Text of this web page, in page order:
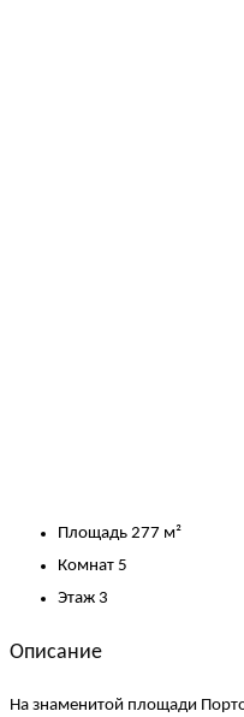
Площадь 277 м²
Комнат 5
Этаж 3
Описание
На знаменитой площади